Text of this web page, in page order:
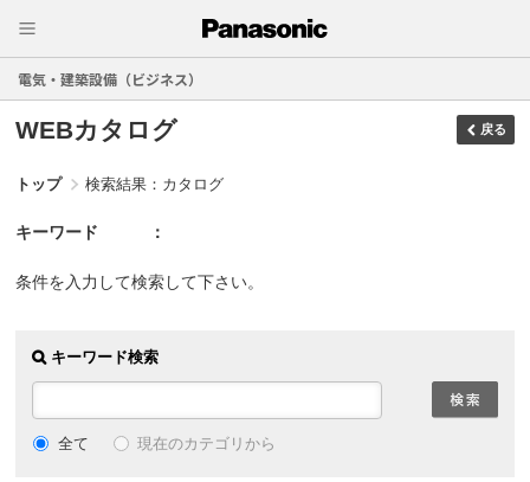
電気・建築設備（ビジネス）
WEBカタログ 戻る
トップ 検索結果：カタログ
キーワード
条件を入力して検索して下さい。
キーワード検索
全て 現在のカテゴリから